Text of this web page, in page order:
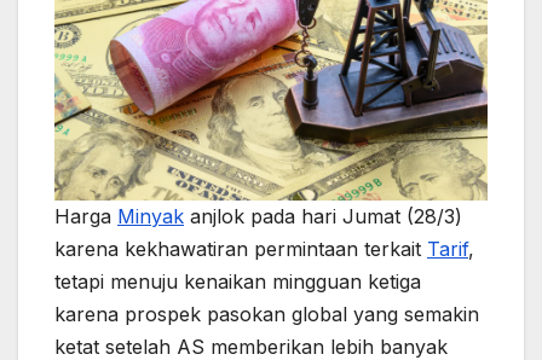
Harga Minyak anjlok pada hari Jumat (28/3)
karena kekhawatiran permintaan terkait Tarif,
tetapi menuju kenaikan mingguan ketiga
karena prospek pasokan global yang semakin
ketat setelah AS memberikan lebih banyak